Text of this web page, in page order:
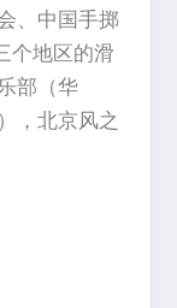
、中国手掷
个地区的滑
部（华
，北京风之